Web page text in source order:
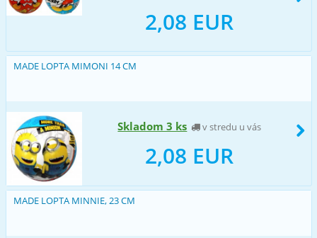
2,08 EUR
MADE LOPTA MIMONI 14 CM
Skladom 3 ks v stredu u vás
2,08 EUR
MADE LOPTA MINNIE, 23 CM